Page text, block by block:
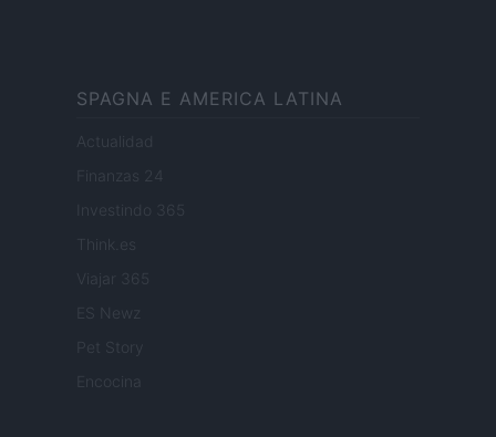
SPAGNA E AMERICA LATINA
Actualidad
Finanzas 24
Investindo 365
Think.es
Viajar 365
ES Newz
Encocina